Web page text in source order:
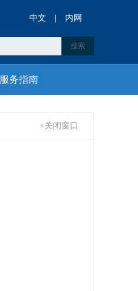
中文 内网
服务指南
×关闭窗口